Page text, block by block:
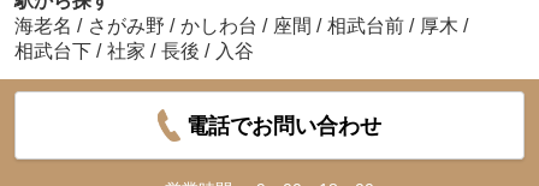
海老名 / さがみ野 / かしわ台 / 座間 / 相武台前 / 厚木 /
相武台下 / 社家 / 長後 / 入谷
電話でお問い合わせ